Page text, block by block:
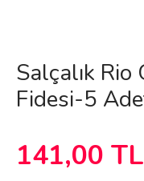
Salçalık
Fidesi-5
141,00 TL